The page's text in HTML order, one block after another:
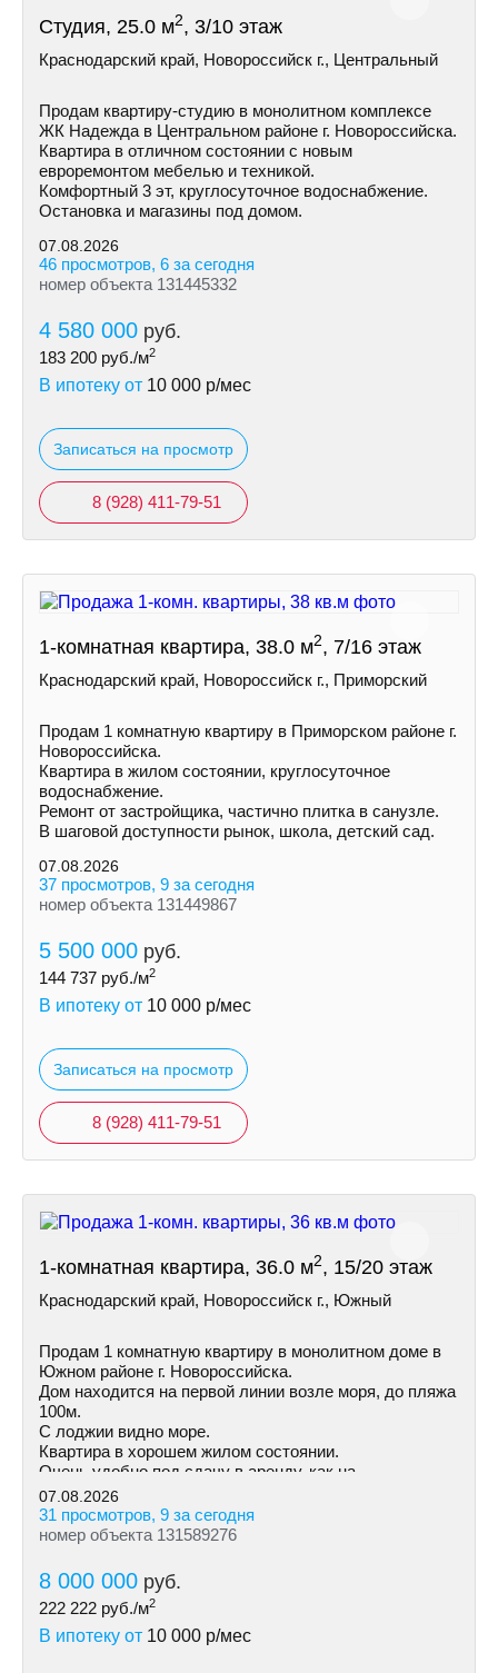
Студия, 25.0 м2, 3/10 этаж
Краснодарский край, Новороссийск г., Центральный
Продам квартиру-студию в монолитном комплексе
ЖК Надежда в Центральном районе г. Новороссийска.
Квартира в отличном состоянии с новым
евроремонтом мебелью и техникой.
Комфортный 3 эт, круглосуточное водоснабжение.
Остановка и магазины под домом.
07.08.2026
46 просмотров, 6 за сегодня
номер объекта 131445332
4 580 000 руб.
183 200 руб./м2
В ипотеку от 10 000 р/мес
Записаться на просмотр
8 (928) 411-79-51
1-комнатная квартира, 38.0 м2, 7/16 этаж
Краснодарский край, Новороссийск г., Приморский
Продам 1 комнатную квартиру в Приморском районе г.
Новороссийска.
Квартира в жилом состоянии, круглосуточное
водоснабжение.
Ремонт от застройщика, частично плитка в санузле.
В шаговой доступности рынок, школа, детский сад.
07.08.2026
37 просмотров, 9 за сегодня
номер объекта 131449867
5 500 000 руб.
144 737 руб./м2
В ипотеку от 10 000 р/мес
Записаться на просмотр
8 (928) 411-79-51
1-комнатная квартира, 36.0 м2, 15/20 этаж
Краснодарский край, Новороссийск г., Южный
Продам 1 комнатную квартиру в монолитном доме в
Южном районе г. Новороссийска.
Дом находится на первой линии возле моря, до пляжа
100м.
С лоджии видно море.
Квартира в хорошем жилом состоянии.
Очень удобно под сдачу в аренду, как на
долгосрочную так и посуточно.
07.08.2026
31 просмотров, 9 за сегодня
номер объекта 131589276
8 000 000 руб.
222 222 руб./м2
В ипотеку от 10 000 р/мес